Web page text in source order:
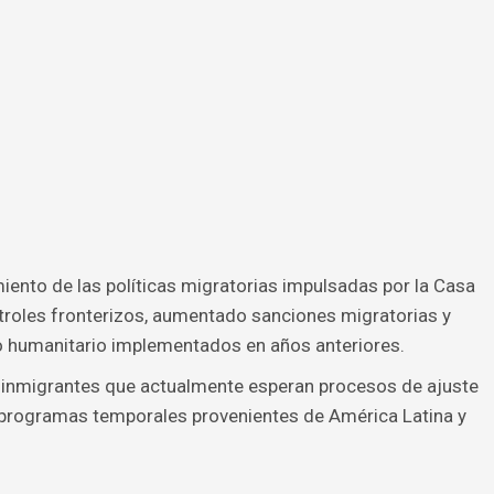
de las políticas migratorias impulsadas por la Casa
fronterizos, aumentado sanciones migratorias y
implementados en años anteriores.
que actualmente esperan procesos de ajuste
temporales provenientes de América Latina y